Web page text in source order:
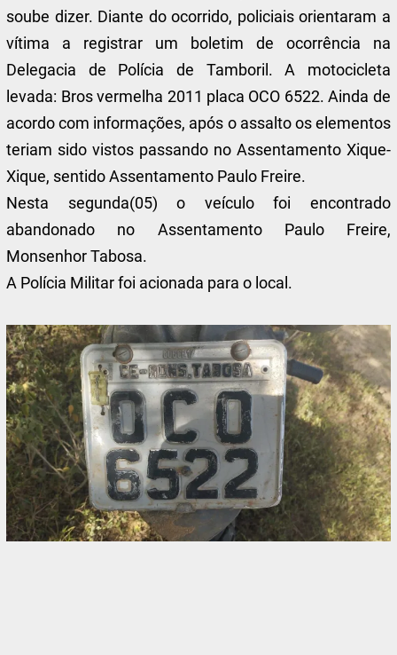
soube dizer. Diante do ocorrido, policiais orientaram a
vítima a registrar um boletim de ocorrência na
Delegacia de Polícia de Tamboril. A motocicleta
levada: Bros vermelha 2011 placa OCO 6522. Ainda de
acordo com informações, após o assalto os elementos
teriam sido vistos passando no Assentamento Xique-
Xique, sentido Assentamento Paulo Freire.
Nesta segunda(05) o veículo foi encontrado
abandonado no Assentamento Paulo Freire,
Monsenhor Tabosa.
A Polícia Militar foi acionada para o local.